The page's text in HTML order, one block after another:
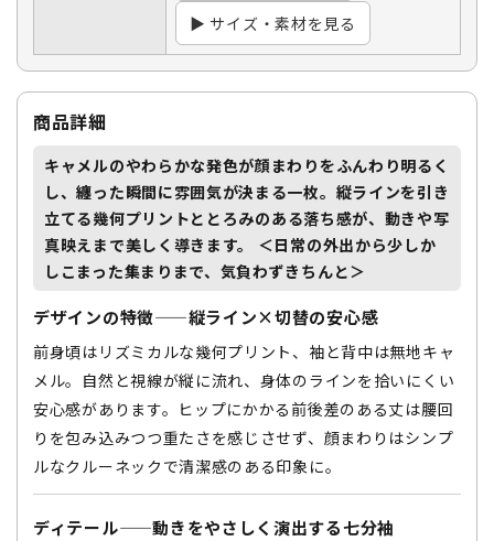
▶ サイズ・素材を見る
商品詳細
キャメルのやわらかな発色が顔まわりをふんわり明るく
し、纏った瞬間に雰囲気が決まる一枚。縦ラインを引き
立てる幾何プリントと とろみのある落ち感が、動きや写
真映えまで美しく導きます。 ＜日常の外出から少しか
しこまった集まりまで、気負わずきちんと＞
デザインの特徴——縦ライン×切替の安心感
前身頃はリズミカルな幾何プリント、袖と背中は無地キャ
メル。自然と視線が縦に流れ、身体のラインを拾いにくい
安心感があります。ヒップにかかる前後差のある丈は腰回
りを包み込みつつ重たさを感じさせず、顔まわりはシンプ
ルなクルーネックで清潔感のある印象に。
ディテール——動きをやさしく演出する七分袖